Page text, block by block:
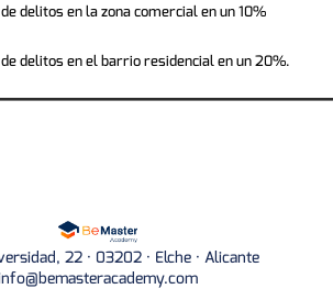
delitos en la zona comercial en un 10%
delitos en el barrio residencial en un 20%.
22 · 03202 · Elche · Alicante